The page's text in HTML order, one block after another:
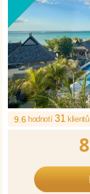
9.6 hodnotí31klientů